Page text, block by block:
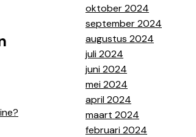
oktober 2024
september 2024
augustus 2024
juli 2024
juni 2024
mei 2024
april 2024
maart 2024
februari 2024